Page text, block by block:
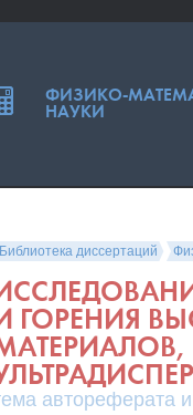
Библиотека диссертаций
ГОРЕНИЯ
автореферата
ФИЗИКО-
НАУКИ